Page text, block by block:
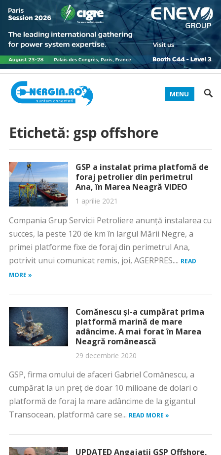
MENU
Etichetă: gsp offshore
GSP a instalat prima platfomă de
foraj petrolier din perimetrul
Ana, în Marea Neagră VIDEO
1 aprilie 2021
Compania Grup Servicii Petroliere anunţă instalarea cu
succes, la peste 120 de km în largul Mării Negre, a
primei platforme fixe de foraj din perimetrul Ana,
potrivit unui comunicat remis, joi, AGERPRES.... READ
MORE »
Comănescu și-a cumpărat prima
platformă marină de mare
adâncime. A mai forat în Marea
Neagră românească
29 decembrie 2020
GSP, firma omului de afaceri Gabriel Comănescu, a
cumpărat la un preț de doar 10 milioane de dolari o
platformă de foraj la mare adâncime de la gigantul
Transocean, platformă care se... READ MORE »
UPDATED Angajații GSP Offshore,